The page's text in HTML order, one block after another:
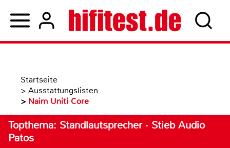
Startseite
> Ausstattungslisten
> Naim Uniti Core
Topthema: Standlautsprecher · Stieb Audio
Patos